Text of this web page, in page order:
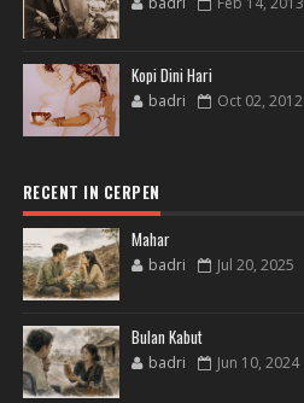
Kopi Dini Hari
badri Oct 02, 2012
RECENT IN CERPEN
Mahar
badri Jul 20, 2025
Bulan Kabut
badri Jun 10, 2024